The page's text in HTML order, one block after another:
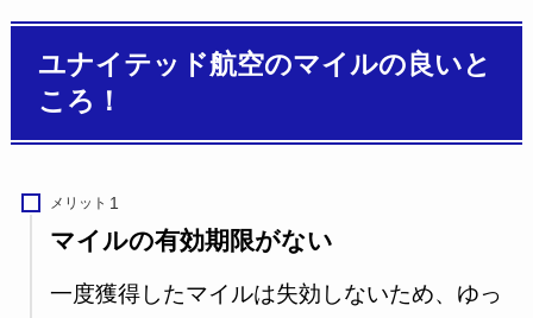
ユナイテッド航空のマイルの良いと
ころ！
メリット
マイルの有効期限がない
一度獲得したマイルは失効しないため、ゆっ